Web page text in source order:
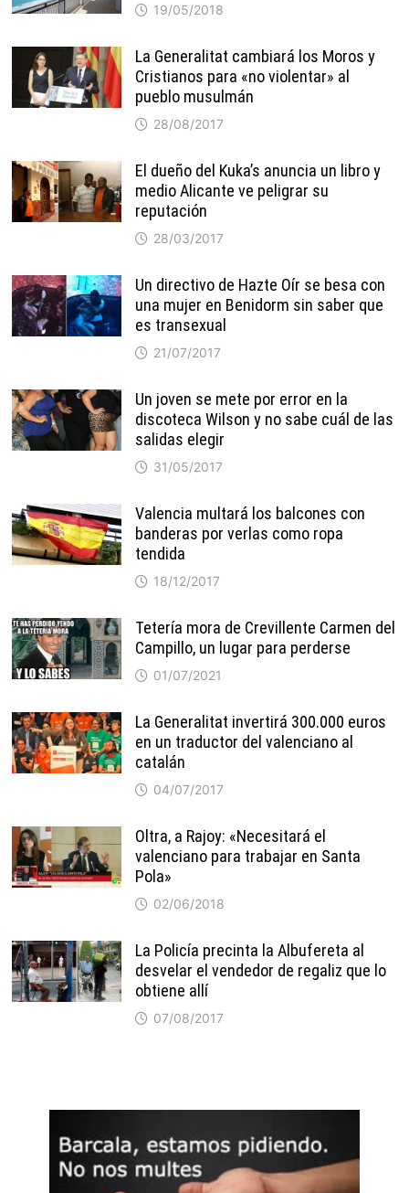
19/05/2018
La Generalitat cambiará los Moros y
Cristianos para «no violentar» al
pueblo musulmán
28/08/2017
El dueño del Kuka’s anuncia un libro y
medio Alicante ve peligrar su
reputación
28/03/2017
Un directivo de Hazte Oír se besa con
una mujer en Benidorm sin saber que
es transexual
21/07/2017
Un joven se mete por error en la
discoteca Wilson y no sabe cuál de las
salidas elegir
31/05/2017
Valencia multará los balcones con
banderas por verlas como ropa
tendida
18/12/2017
Tetería mora de Crevillente Carmen del
Campillo, un lugar para perderse
01/07/2021
La Generalitat invertirá 300.000 euros
en un traductor del valenciano al
catalán
04/07/2017
Oltra, a Rajoy: «Necesitará el
valenciano para trabajar en Santa
Pola»
02/06/2018
La Policía precinta la Albufereta al
desvelar el vendedor de regaliz que lo
obtiene allí
07/08/2017